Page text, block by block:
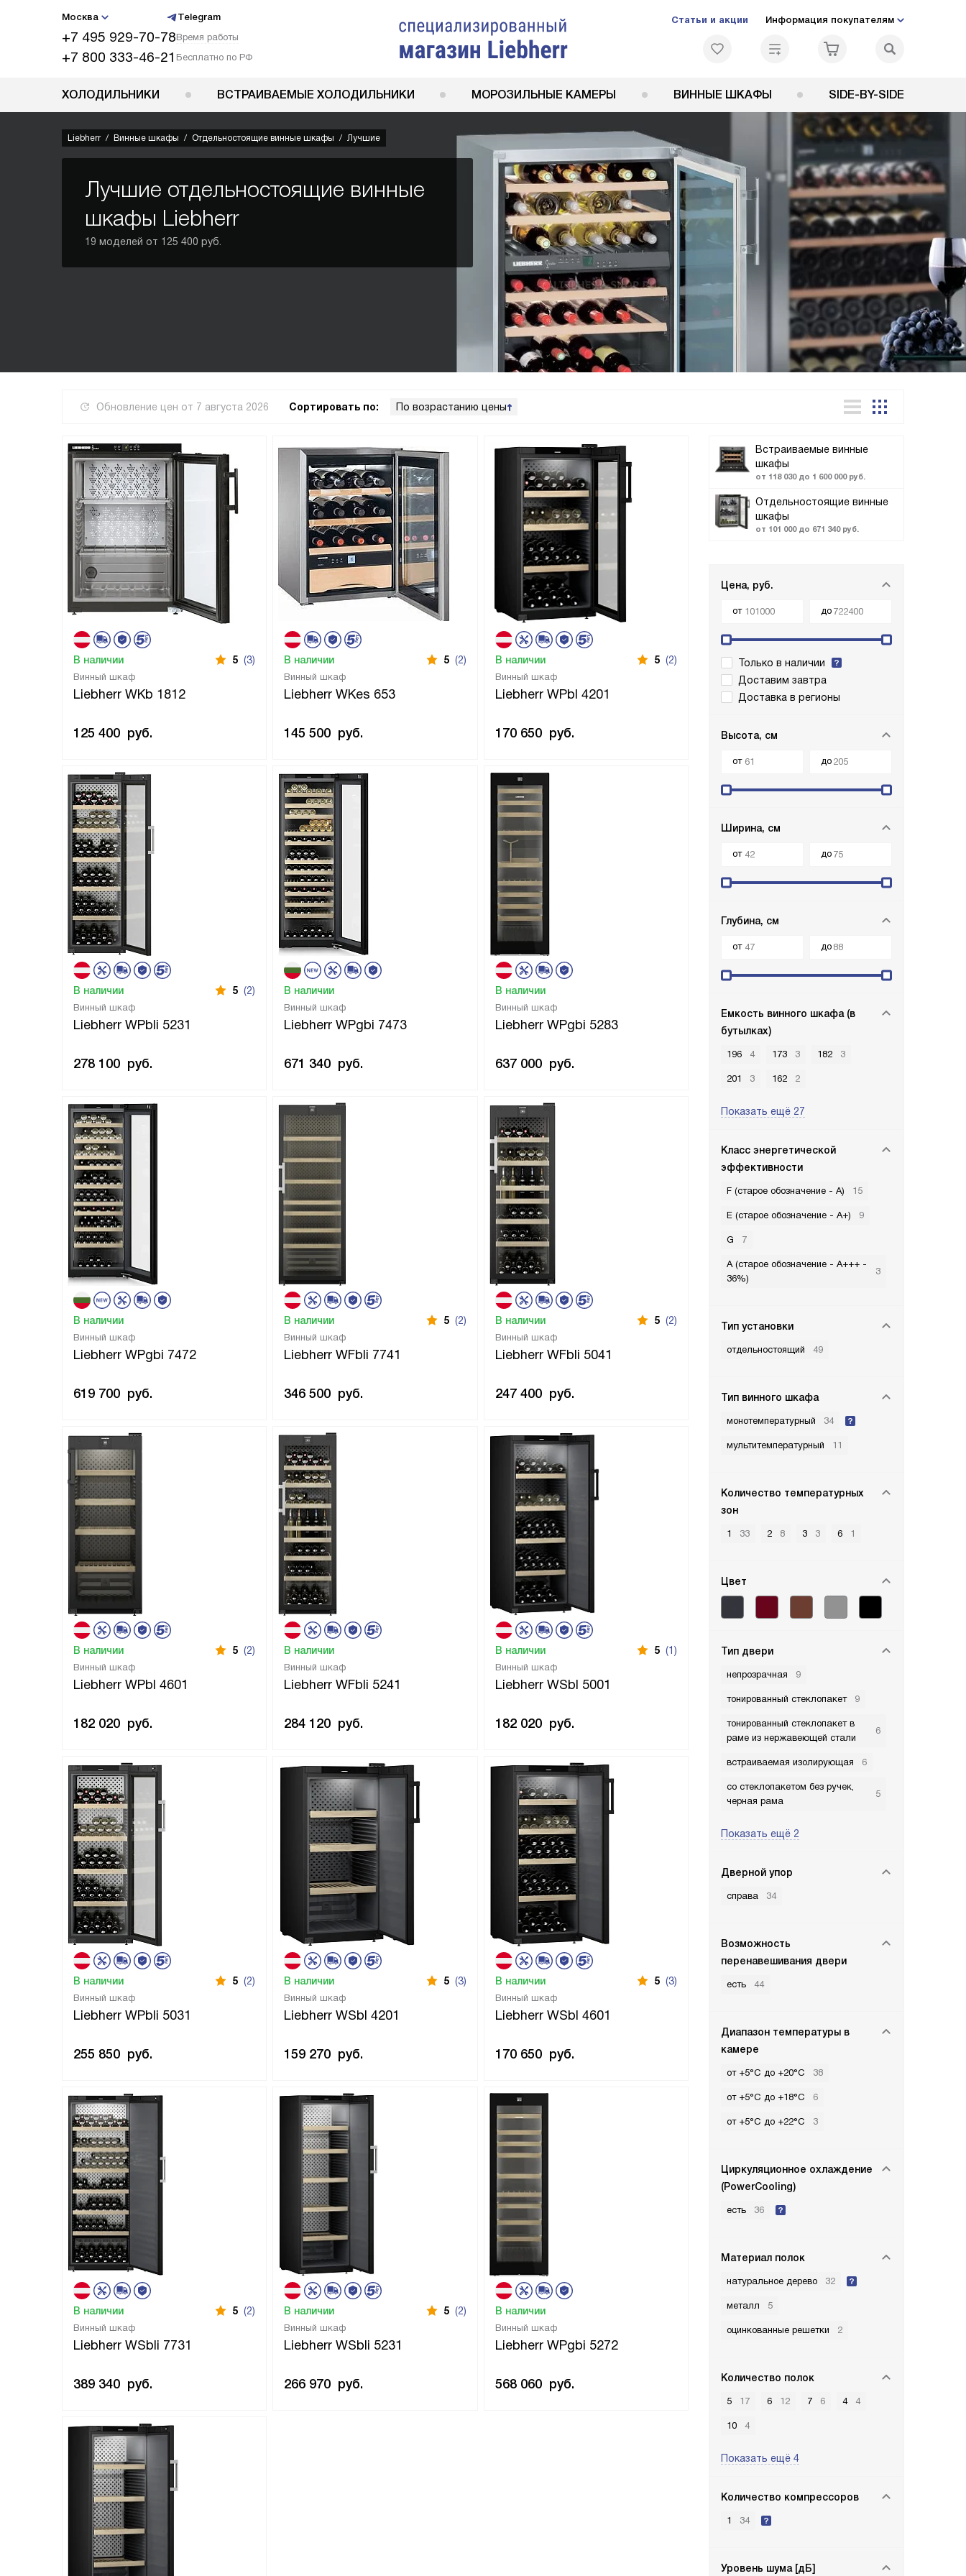
Москва Telegram
+7 495 929-70-78Время работы
+7 800 333-46-21 Бесплатно по РФ
Статьи и акции Информация покупателям
ХОЛОДИЛЬНИКИ ВСТРАИВАЕМЫЕ ХОЛОДИЛЬНИКИ МОРОЗИЛЬНЫЕ КАМЕРЫ ВИННЫЕ ШКАФЫ SIDE-BY-SIDE
Liebherr Винные шкафы Отдельностоящие винные шкафы Лучшие
Лучшие отдельностоящие винные
шкафы Liebherr
19 моделей от 125 400 руб.
Обновление цен от 7 августа 2026 Сортировать по: По возрастанию цены
Встраиваемые винные
шкафы
от 118 030 до 1 600 000 руб.
Отдельностоящие винные
шкафы
от 101 000 до 671 340 руб.
Цена, руб.
от до
Только в наличии
Доставим завтра
Доставка в регионы
Высота, см
от до
Ширина, см
от до
Глубина, см
от до
Емкость винного шкафа (в
бутылках)
196 4 173 3 182 3
201 3 162 2
Показать ещё 27
Класс энергетической
эффективности
F (старое обозначение - A) 15
E (старое обозначение - A+) 9
G 7
A (старое обозначение - A+++ -
36%)
3
Тип установки
отдельностоящий 49
Тип винного шкафа
монотемпературный 34
мультитемпературный 11
Количество температурных
зон
1 33 2 8 3 3 6 1
Цвет
Тип двери
непрозрачная 9
тонированный стеклопакет 9
тонированный стеклопакет в
раме из нержавеющей стали
6
встраиваемая изолирующая 6
со стеклопакетом без ручек,
черная рама
5
Показать ещё 2
Дверной упор
справа 34
Возможность
перенавешивания двери
есть 44
Диапазон температуры в
камере
от +5°C до +20°C 38
от +5°C до +18°C 6
от +5°C до +22°C 3
Циркуляционное охлаждение
(PowerCooling)
есть 36
Материал полок
натуральное дерево 32
металл 5
оцинкованные решетки 2
Количество полок
5 17 6 12 7 6 4 4
10 4
Показать ещё 4
Количество компрессоров
1 34
Уровень шума [дБ]
Винный шкаф
Liebherr WKb 1812
В наличии 5 (3)
125 400 руб.
Винный шкаф
Liebherr WKes 653
В наличии 5 (2)
145 500 руб.
Винный шкаф
Liebherr WPbl 4201
В наличии 5 (2)
170 650 руб.
Винный шкаф
Liebherr WPbli 5231
В наличии 5 (2)
278 100 руб.
Винный шкаф
Liebherr WPgbi 7473
В наличии
671 340 руб.
Винный шкаф
Liebherr WPgbi 5283
В наличии
637 000 руб.
Винный шкаф
Liebherr WPgbi 7472
В наличии
619 700 руб.
Винный шкаф
Liebherr WFbli 7741
В наличии 5 (2)
346 500 руб.
Винный шкаф
Liebherr WFbli 5041
В наличии 5 (2)
247 400 руб.
Винный шкаф
Liebherr WPbl 4601
В наличии 5 (2)
182 020 руб.
Винный шкаф
Liebherr WFbli 5241
В наличии
284 120 руб.
Винный шкаф
Liebherr WSbl 5001
В наличии 5 (1)
182 020 руб.
Винный шкаф
Liebherr WPbli 5031
В наличии 5 (2)
255 850 руб.
Винный шкаф
Liebherr WSbl 4201
В наличии 5 (3)
159 270 руб.
Винный шкаф
Liebherr WSbl 4601
В наличии 5 (3)
170 650 руб.
Винный шкаф
Liebherr WSbli 7731
В наличии 5 (2)
389 340 руб.
Винный шкаф
Liebherr WSbli 5231
В наличии 5 (2)
266 970 руб.
Винный шкаф
Liebherr WPgbi 5272
В наличии
568 060 руб.